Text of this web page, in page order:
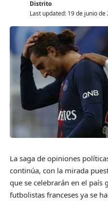
Last updated: 19 de junio de
Distrito
La saga de opiniones
continúa, con la mirada
que se celebrarán en el país
futbolistas franceses ya se